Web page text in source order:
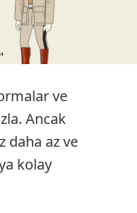
ve
Ancak
daha az ve
kolay